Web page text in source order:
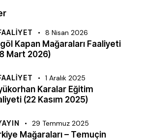
8 Nisan 2026
Kapan Mağaraları Faaliyeti
Mart 2026)
1 Aralık 2025
Karalar Eğitim
(22 Kasım 2025)
29 Temmuz 2025
Mağaraları – Temuçin